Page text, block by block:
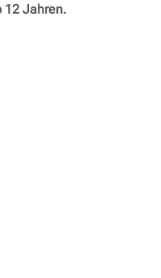
12 Jahren.